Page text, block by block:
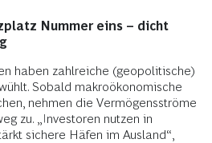
Nummer eins – dicht
haben zahlreiche (geopolitische)
Sobald makroökonomische
nehmen die Vermögensströme
zu. „Investoren nutzen in
sichere Häfen im Ausland“,